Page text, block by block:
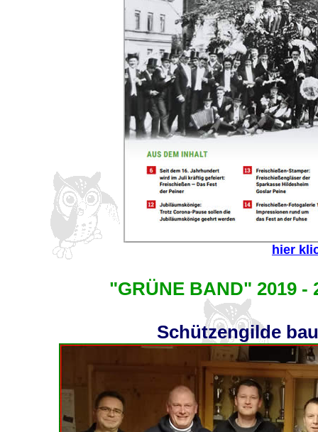
hier
"GRÜNE BAND" 2019 -
Schützengilde